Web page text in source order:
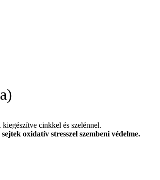
cinkkel és szelénnel.
oxidatív stresszel szembeni védelme.